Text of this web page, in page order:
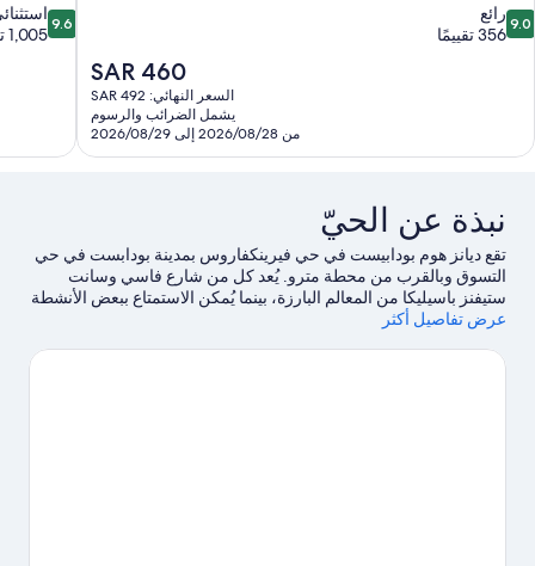
9.0
من
9.0 رائع
356 تقييمًا
السعر
الحالي
هو
SAR
460
SAR 460
السعر النهائي: SAR 492
يشمل الضرائب والرسوم
من 2026/08/28 إلى 2026/08/29
9.6
من
9.6
1,005 تقييمات
نبذة عن الحيّ
تقع ديانز هوم بودابيست في حي فيرينكفاروس بمدينة بودابست في حي
التسوق وبالقرب من محطة مترو. يُعد كل من شارع فاسي وسانت
ستيفنز باسيليكا من المعالم البارزة، بينما يُمكن الاستمتاع ببعض الأنشطة
الموجودة في المنطقة في حمام سباحة وحمامات جيليرت الحرارية
مكانين آخرين موصى بهما للزيارة.يُعجب النزلاء بقرب موقع الفندق من
عرض تفاصيل أكثر